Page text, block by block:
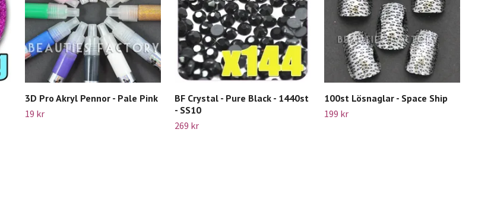
3D Pro Akryl Pennor - Pale Pink
19 kr
BF Crystal - Pure Black - 1440st
- SS10
269 kr
100st Lösnaglar - Space Ship
199 kr